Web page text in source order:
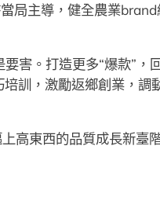
局主導，健全農業
害。打造更多“爆款”，
培訓，激勵返鄉創業，調
高東西的品質成長新臺